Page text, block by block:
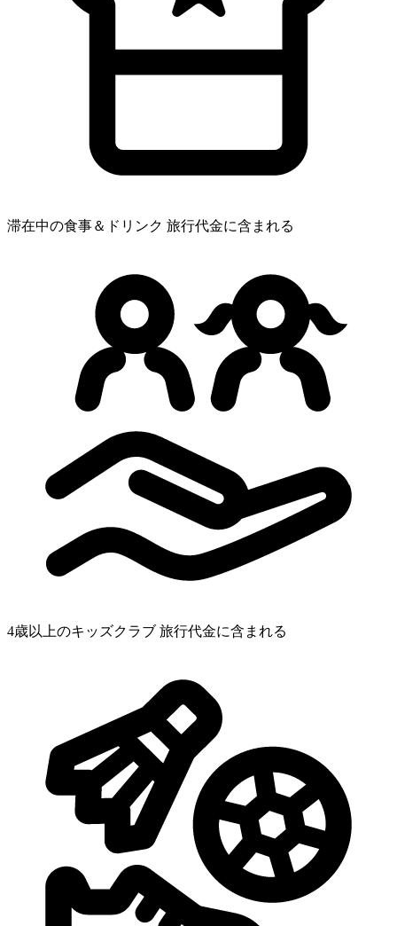
滞在中の食事＆ドリンク 旅行代金に含まれる
4歳以上のキッズクラブ 旅行代金に含まれる